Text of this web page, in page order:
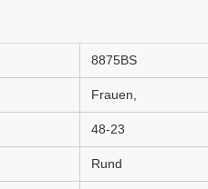
8875BS
Frauen,
48-23
Rund